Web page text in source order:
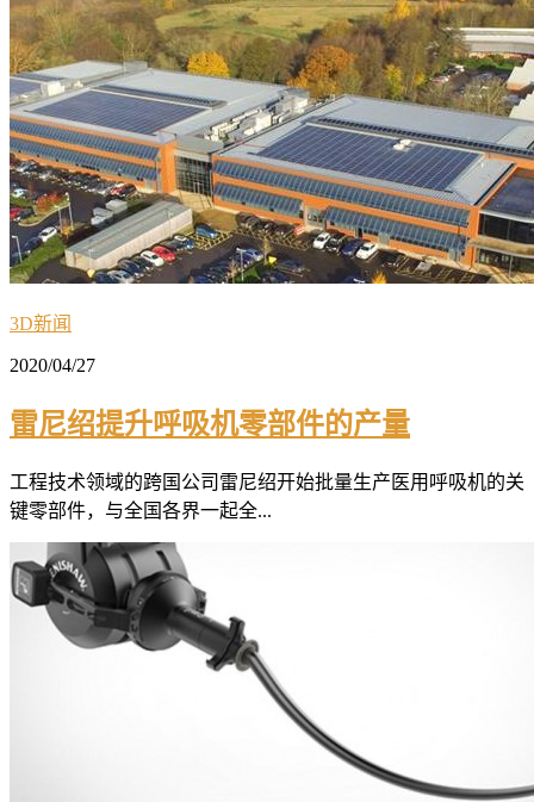
3D新闻
2020/04/27
雷尼绍提升呼吸机零部件的产量
工程技术领域的跨国公司雷尼绍开始批量生产医用呼吸机的关
键零部件，与全国各界一起全...